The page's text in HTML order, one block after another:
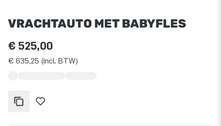
VRACHTAUTO MET BABYFLES
€ 525,00
€ 635,25 (incl. BTW)